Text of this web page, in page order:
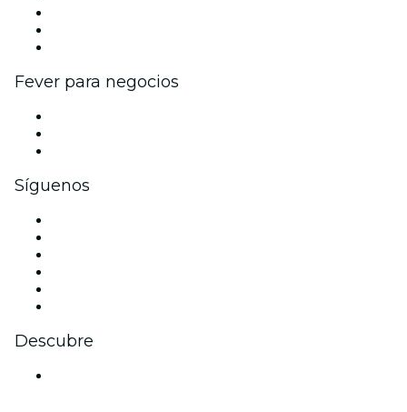
Fever para negocios
Síguenos
Descubre